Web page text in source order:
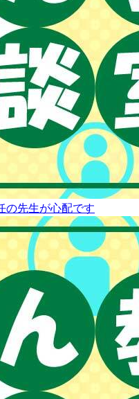
の先生が心配です